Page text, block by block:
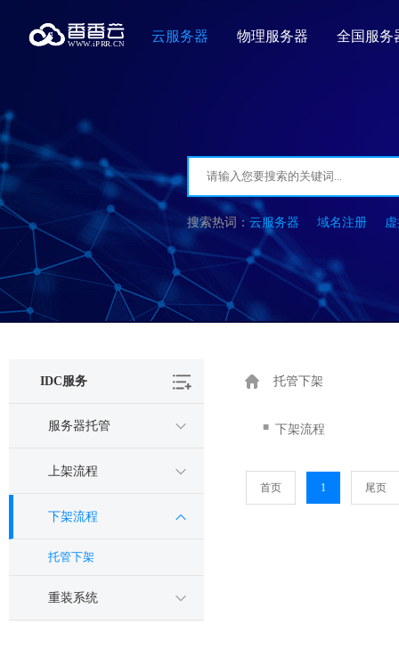
云服务器 物理服务器 全国服务
云服务器 域名注册
IDC服务
服务器托管
上架流程
下架流程
托管下架
重装系统
托管下架
■ 下架流程
首页 1 尾页